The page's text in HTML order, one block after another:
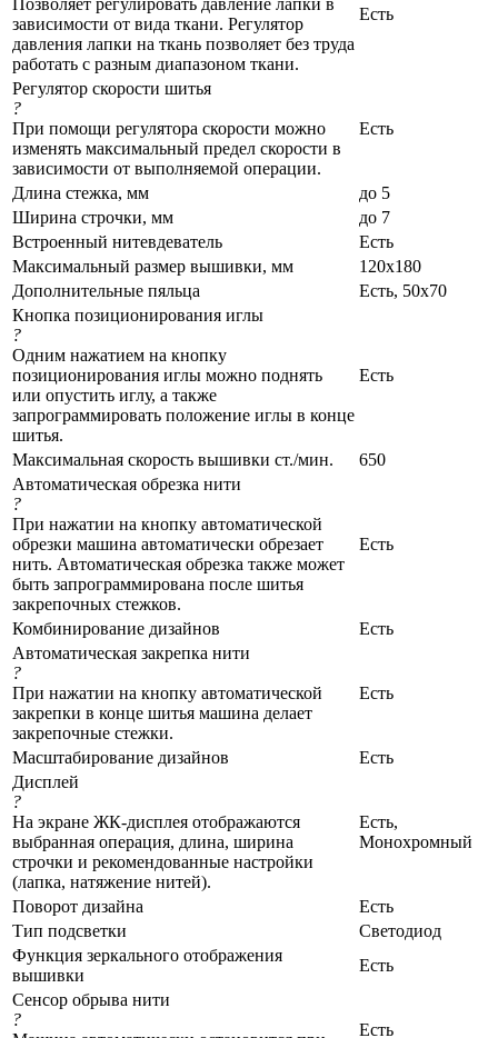
зависимости от вида ткани. Регулятор
давления лапки на ткань позволяет без труда
работать с разным диапазоном ткани.
Есть
Регулятор скорости шитья
?
При помощи регулятора скорости можно
изменять максимальный предел скорости в
зависимости от выполняемой операции.
Есть
Длина стежка, мм
до 5
Ширина строчки, мм
до 7
Встроенный нитевдеватель
Есть
Максимальный размер вышивки, мм
120х180
Дополнительные пяльца
Есть, 50х70
Кнопка позиционирования иглы
?
Одним нажатием на кнопку
позиционирования иглы можно поднять
или опустить иглу, а также
запрограммировать положение иглы в конце
шитья.
Есть
Максимальная скорость вышивки ст./мин.
650
Автоматическая обрезка нити
?
При нажатии на кнопку автоматической
обрезки машина автоматически обрезает
нить. Автоматическая обрезка также может
быть запрограммирована после шитья
закрепочных стежков.
Есть
Комбинирование дизайнов
Есть
Автоматическая закрепка нити
?
При нажатии на кнопку автоматической
закрепки в конце шитья машина делает
закрепочные стежки.
Есть
Масштабирование дизайнов
Есть
Дисплей
?
На экране ЖК-дисплея отображаются
выбранная операция, длина, ширина
строчки и рекомендованные настройки
(лапка, натяжение нитей).
Есть,
Монохромный
Поворот дизайна
Есть
Тип подсветки
Светодиод
Функция зеркального отображения
вышивки
Есть
Сенсор обрыва нити
?
Есть